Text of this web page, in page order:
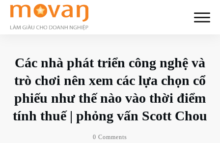
Các nhà phát triển công nghệ và
trò chơi nên xem các lựa chọn cổ
phiếu như thế nào vào thời điểm
tính thuế | phỏng vấn Scott Chou
0 Comments